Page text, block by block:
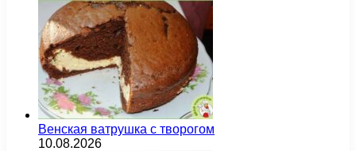
Венская ватрушка с творогом
10.08.2026